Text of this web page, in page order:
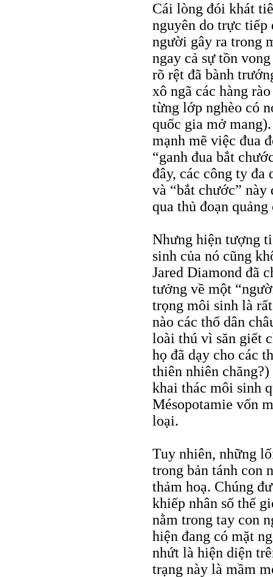
Cái lòng đói khát
nguyên do trực tiếp
người gây ra trong
ngay cả sự tồn
rõ rệt đã bành
xô ngã các hàng
từng lớp nghèo có
quốc gia mở
mạnh mẽ việc đua
“ganh đua bắt
đây, các công ty
và “bắt chước”
qua thủ đoạn
Nhưng hiện tượng
sinh của nó cũng
Jared Diamond đã
tưởng về một
trọng môi sinh là
nào các thổ dân
loài thú vì săn giết
họ đã dạy cho các
thiên nhiên
khai thác môi sinh
Mésopotamie vốn
loại.
Tuy nhiên, những
trong bản tánh con
thảm hoạ. Chúng
khiếp nhân số thế
nằm trong tay con
hiện đang có mặt
nhứt là hiện diện
trạng này là mầm